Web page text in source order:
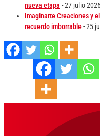
nueva etapa - 27 julio
Imaginarte Creaciones y
recuerdo imborrable- 25